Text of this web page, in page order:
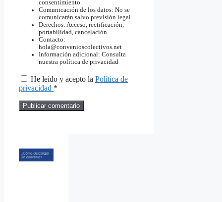
consentimiento
Comunicación de los datos: No se
comunicarán salvo previsión legal
Derechos: Acceso, rectificación,
portabilidad, cancelación
Contacto:
hola@convenioscolectivos.net
Información adicional: Consulta
nuestra política de privacidad
He leído y acepto la Política de
privacidad *